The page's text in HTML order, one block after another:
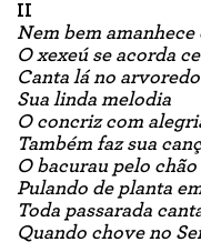
II
Nem bem amanhece
O xexeú se acorda
Canta lá no arvoredo
Sua linda melodia
O concriz com
Também faz sua
O bacurau pelo chão
Pulando de planta
Toda passarada
Quando chove no